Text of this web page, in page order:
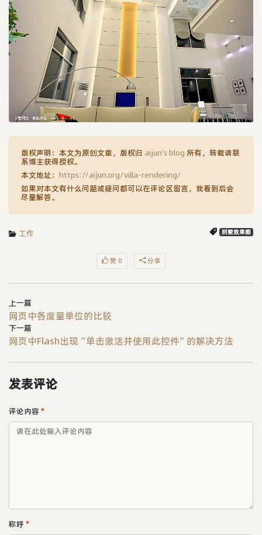
版权声明：本文为原创文章，版权归 aijun's blog 所有，转载请联
系博主获得授权。
本文地址： https://aijun.org/villa-rendering/
如果对本文有什么问题或疑问都可以在评论区留言，我看到后会
尽量解答。
工作 别墅效果图
赞 0 分享
上一篇
网页中各度量单位的比较
下一篇
网页中Flash出现“单击激活并使用此控件”的解决方法
发表评论
评论内容 *
称呼*